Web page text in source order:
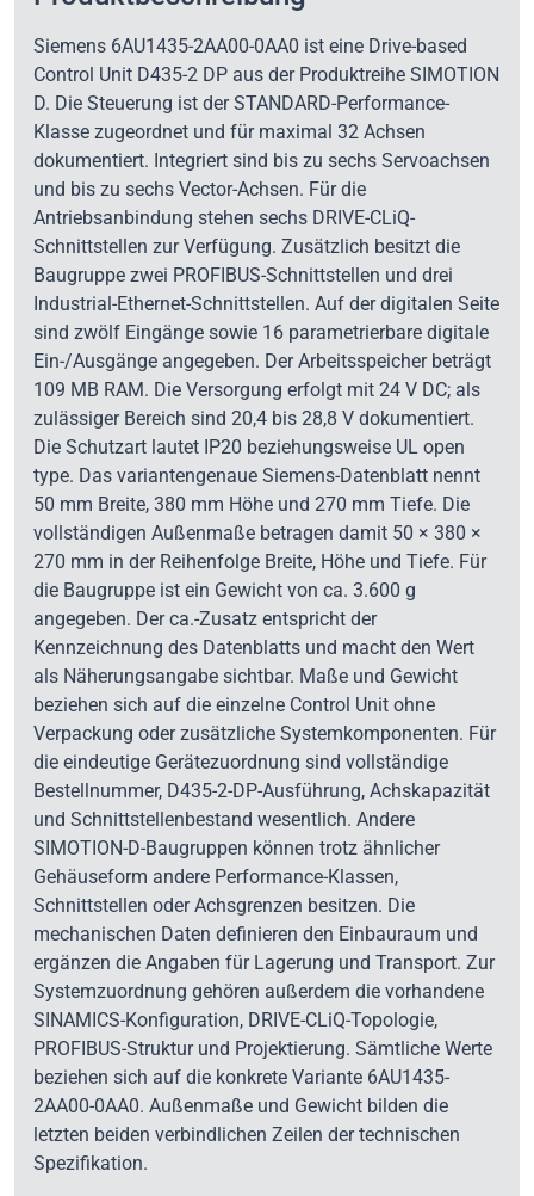
Siemens 6AU1435-2AA00-0AA0 ist eine Drive-based
Control Unit D435-2 DP aus der Produktreihe SIMOTION
D. Die Steuerung ist der STANDARD-Performance-
Klasse zugeordnet und für maximal 32 Achsen
dokumentiert. Integriert sind bis zu sechs Servoachsen
und bis zu sechs Vector-Achsen. Für die
Antriebsanbindung stehen sechs DRIVE-CLiQ-
Schnittstellen zur Verfügung. Zusätzlich besitzt die
Baugruppe zwei PROFIBUS-Schnittstellen und drei
Industrial-Ethernet-Schnittstellen. Auf der digitalen Seite
sind zwölf Eingänge sowie 16 parametrierbare digitale
Ein-/Ausgänge angegeben. Der Arbeitsspeicher beträgt
109 MB RAM. Die Versorgung erfolgt mit 24 V DC; als
zulässiger Bereich sind 20,4 bis 28,8 V dokumentiert.
Die Schutzart lautet IP20 beziehungsweise UL open
type. Das variantengenaue Siemens-Datenblatt nennt
50 mm Breite, 380 mm Höhe und 270 mm Tiefe. Die
vollständigen Außenmaße betragen damit 50 × 380 ×
270 mm in der Reihenfolge Breite, Höhe und Tiefe. Für
die Baugruppe ist ein Gewicht von ca. 3.600 g
angegeben. Der ca.-Zusatz entspricht der
Kennzeichnung des Datenblatts und macht den Wert
als Näherungsangabe sichtbar. Maße und Gewicht
beziehen sich auf die einzelne Control Unit ohne
Verpackung oder zusätzliche Systemkomponenten. Für
die eindeutige Gerätezuordnung sind vollständige
Bestellnummer, D435-2-DP-Ausführung, Achskapazität
und Schnittstellenbestand wesentlich. Andere
SIMOTION-D-Baugruppen können trotz ähnlicher
Gehäuseform andere Performance-Klassen,
Schnittstellen oder Achsgrenzen besitzen. Die
mechanischen Daten definieren den Einbauraum und
ergänzen die Angaben für Lagerung und Transport. Zur
Systemzuordnung gehören außerdem die vorhandene
SINAMICS-Konfiguration, DRIVE-CLiQ-Topologie,
PROFIBUS-Struktur und Projektierung. Sämtliche Werte
beziehen sich auf die konkrete Variante 6AU1435-
2AA00-0AA0. Außenmaße und Gewicht bilden die
letzten beiden verbindlichen Zeilen der technischen
Spezifikation.